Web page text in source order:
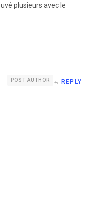
plusieurs avec le
POST AUTHOR REPLY